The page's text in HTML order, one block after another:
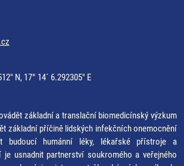
N, 17° 14´ 6.292305" E
základní a translační biomedicínský výzkum
základní příčině lidských infekčních onemocnění
budoucí humánní léky, lékařské přístroje a
usnadnit partnerství soukromého a veřejného